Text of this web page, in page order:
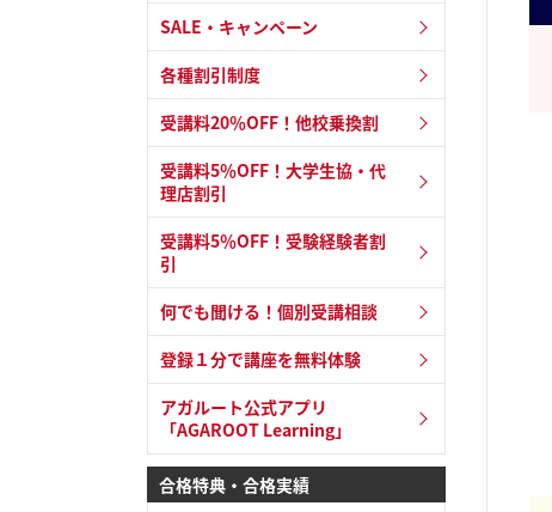
SALE・キャンペーン
各種割引制度
受講料20％OFF！他校乗換割
受講料5％OFF！大学生協・代
理店割引
受講料5％OFF！受験経験者割
引
何でも聞ける！個別受講相談
登録１分で講座を無料体験
アガルート公式アプリ
「AGAROOT Learning」
合格特典・合格実績